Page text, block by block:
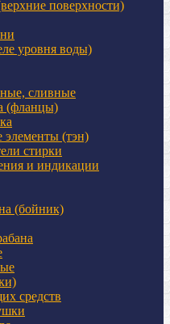
поверхности)
уровня воды)
сливные
(фланцы)
элементы (тэн)
стирки
и индикации
(бойник)
средств